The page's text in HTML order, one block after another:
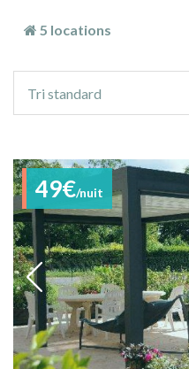
5 locations
tri
Tri standard
49€/nuit